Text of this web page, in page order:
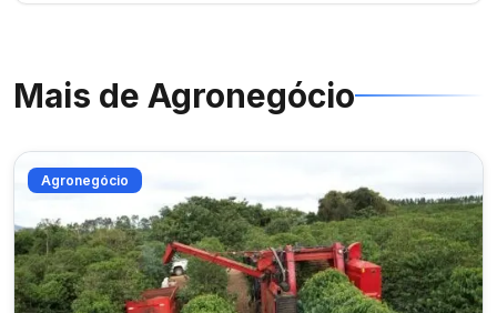
Mais de Agronegócio
Agronegócio